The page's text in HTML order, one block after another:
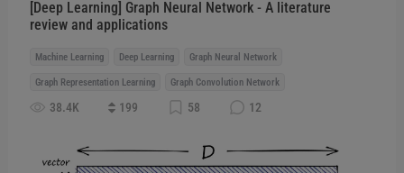
[Deep Learning] Graph Neural Network - A literature
review and applications
Machine Learning Deep Learning Graph Neural Network
Graph Representation Learning Graph Convolution Network
38.4K 199 58 12